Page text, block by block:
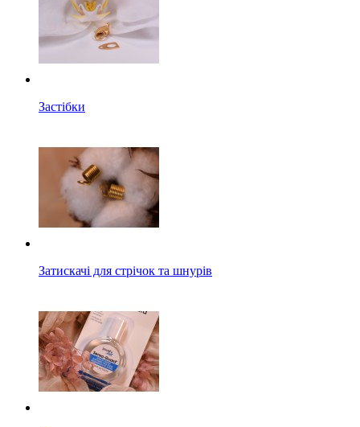
Застібки
Затискачі для стрічок та шнурів